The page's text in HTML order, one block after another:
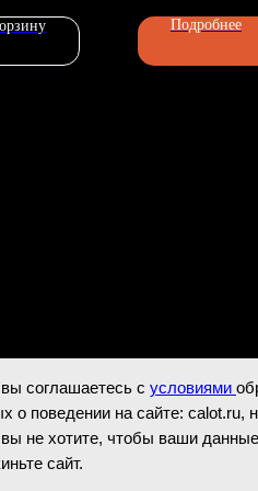
соглашаетесь с условиями
о поведении на сайте: calot.ru,
не хотите, чтобы ваши данные
сайт.
Подробнее